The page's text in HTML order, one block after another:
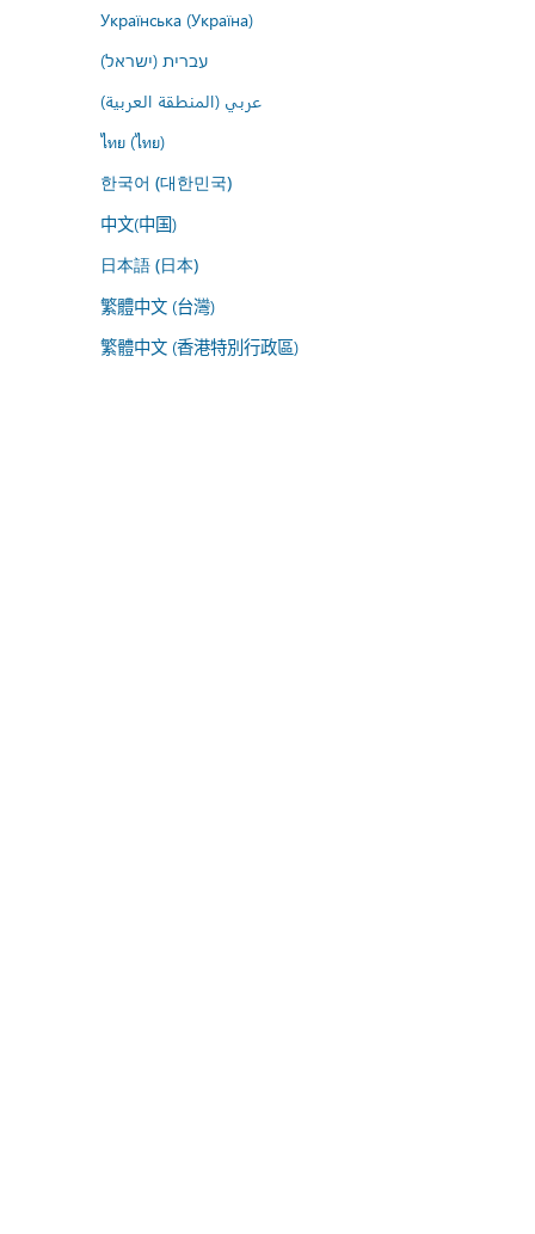
Українська (Україна)
עברית (ישראל)
عربي (المنطقة العربية)
ไทย (ไทย)
한국어 (대한민국)
中文(中国)
日本語 (日本)
繁體中文 (台灣)
繁體中文 (香港特別行政區)